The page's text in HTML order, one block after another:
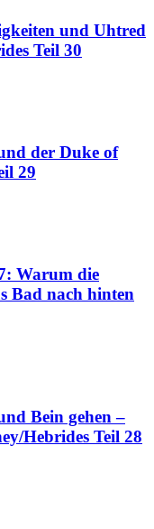
und Uhtred
Teil 30
der Duke of
29
Warum die
Bad nach hinten
Bein gehen –
Hebrides Teil 28